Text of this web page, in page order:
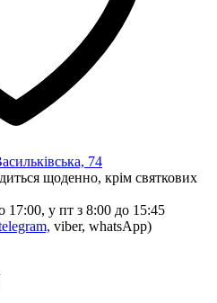
74
щоденно, крім святкових
17:00, у пт з 8:00 до 15:45
viber, whatsApp)